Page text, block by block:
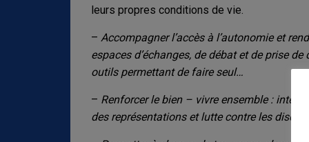
leurs propres conditions de vie.
– Accompagner l’accès à l’autonomie et
espaces d’échanges, de débat et de prise
outils permettant de faire seul…
– Renforcer le bien – vivre ensemble :
des représentations et lutte contre les